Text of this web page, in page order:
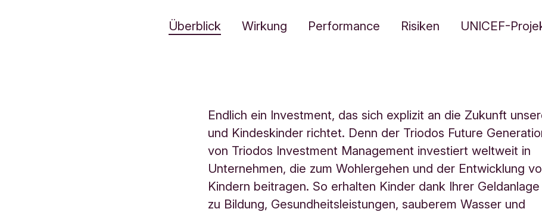
Überblick Wirkung Performance Risiken UNICEF-
Endlich ein Investment, das sich explizit an die Zukunft
und Kindeskinder richtet. Denn der Triodos Future
von Triodos Investment Management investiert weltweit in
Unternehmen, die zum Wohlergehen und der Entwicklung
Kindern beitragen. So erhalten Kinder dank Ihrer
zu Bildung, Gesundheitsleistungen, sauberem Wasser und